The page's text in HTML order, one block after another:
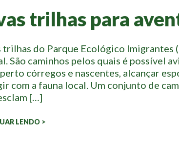
trilhas para
trilhas do Parque Ecológico
São caminhos pelos quais é possível
córregos e nascentes, alcançar
com a fauna local. Um conjunto de
[…]
LENDO >